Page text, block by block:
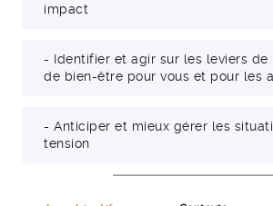
impact
- Identifier et agir sur les leviers de
de bien-être pour vous et pour les
- Anticiper et mieux gérer les
tension